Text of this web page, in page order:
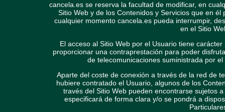
cancela.es se reserva la facultad de modificar, en
Sitio Web y de los Contenidos y Servicios que en
cualquier momento cancela.es pueda interrumpir,
en el Sitio
El acceso al Sitio Web por el Usuario tiene
proporcionar una contraprestación para poder
de telecomunicaciones suministrada por
Aparte del coste de conexión a través de la red de
hubiere contratado el Usuario, algunos de los
través del Sitio Web pueden encontrarse sujetos
especificará de forma clara y/o se pondrá a